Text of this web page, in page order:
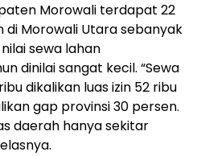
Morowali terdapat 22
Morowali Utara sebanyak
sewa lahan
dinilai sangat kecil. “Sewa
dikalikan luas izin 52 ribu
gap provinsi 30 persen.
daerah hanya sekitar